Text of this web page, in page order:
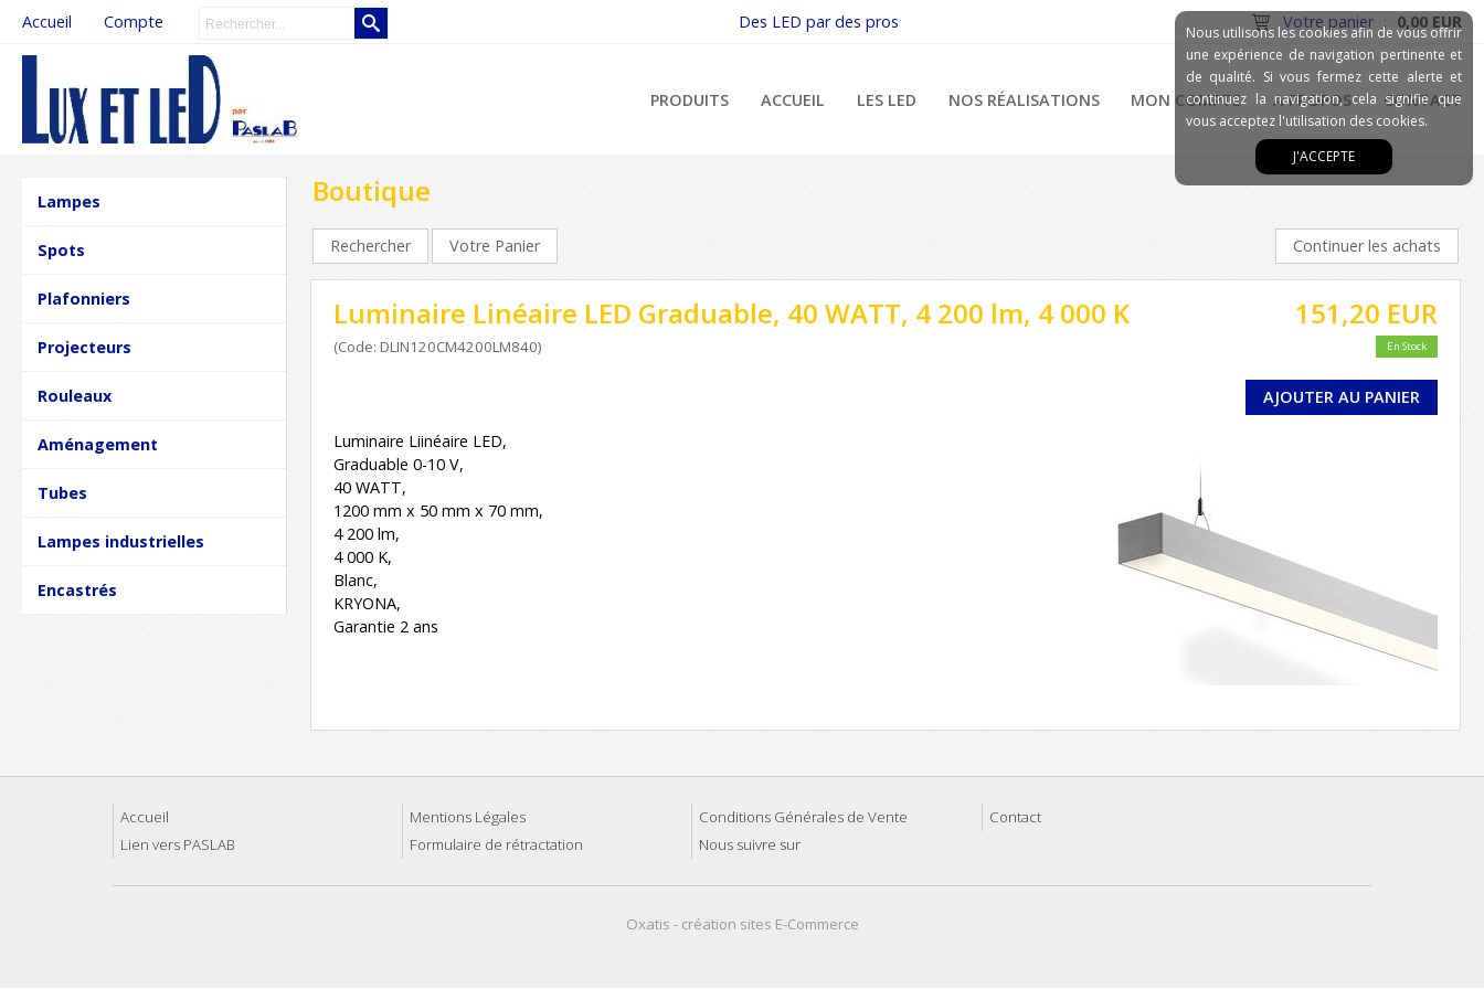
Accueil Compte Votre panier : 0,00 EUR
Des LED par des pros
PRODUITS ACCUEIL LES LED NOS RÉALISATIONS MON COMPTE A PROPOS CONTACT
Lampes
Spots
Plafonniers
Projecteurs
Rouleaux
Aménagement
Tubes
Lampes industrielles
Encastrés
Boutique
Rechercher Votre Panier Continuer les achats
Luminaire Linéaire LED Graduable, 40 WATT, 4 200 lm, 4 000 K
(Code: DLIN120CM4200LM840)
151,20 EUR
En Stock
AJOUTER AU PANIER
Luminaire Liinéaire LED,
Graduable 0-10 V,
40 WATT,
1200 mm x 50 mm x 70 mm,
4 200 lm,
4 000 K,
Blanc,
KRYONA,
Garantie 2 ans
Accueil Mentions Légales Conditions Générales de Vente
Contact
Lien vers PASLAB
Formulaire de rétractation Nous suivre sur
Oxatis - création sites E-Commerce
Nous utilisons les cookies afin de vous offrir
une expérience de navigation pertinente et
de qualité. Si vous fermez cette alerte et
continuez la navigation, cela signifie que
vous acceptez l'utilisation des cookies.
J'ACCEPTE